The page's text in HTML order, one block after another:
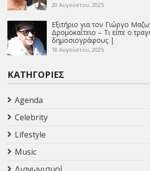
20 Αυγούστου, 2025
Εξιτήριο για τον Γιώργο
Δρομοκαΐτειο – Τι είπε ο
δημοσιογράφους |
18 Αυγούστου, 2025
ΚΑΤΗΓΟΡΊΕΣ
Agenda
Celebrity
Lifestyle
Music